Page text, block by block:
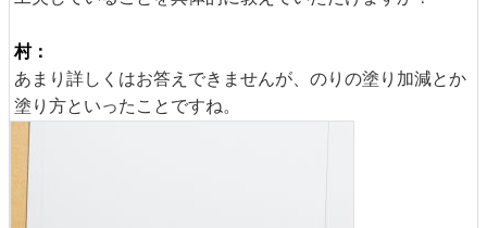
村：
あまり詳しくはお答えできませんが、のりの塗り加減とか
塗り方といったことですね。